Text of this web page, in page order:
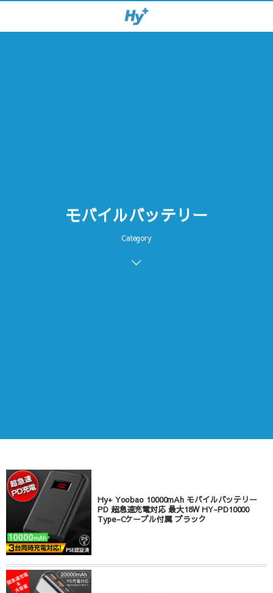
モバイルバッテリー
Category
Hy+ Yoobao 10000mAh モバイルバッテリー
PD 超急速充電対応 最大18W HY-PD10000
Type-Cケーブル付属 ブラック